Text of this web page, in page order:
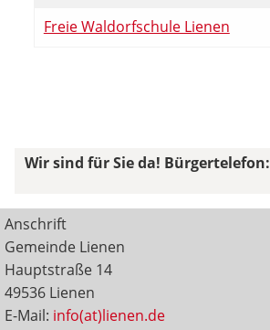
Freie Waldorfschule Lienen
Wir sind für Sie da! Bürgertelefon:
Anschrift
Gemeinde Lienen
Hauptstraße 14
49536 Lienen
E-Mail: info(at)lienen.de